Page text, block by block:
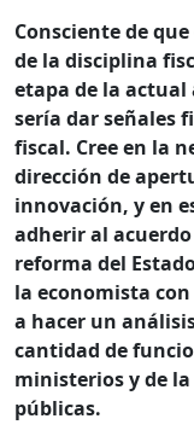
Consciente de
de la disciplina
etapa de la
sería dar señales
fiscal. Cree en la
dirección de
innovación, y en
adherir al
reforma del
la economista con
a hacer un
cantidad de
ministerios y de
públicas.